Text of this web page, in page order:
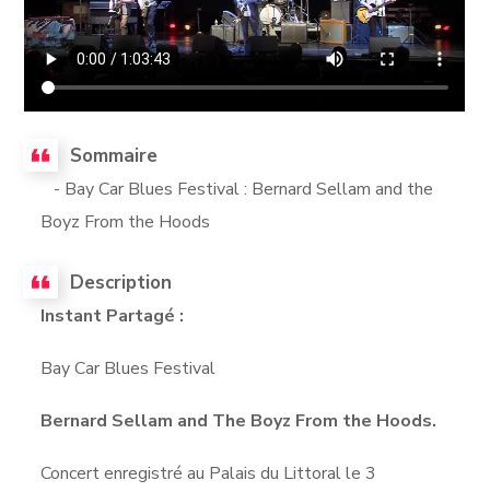
Sommaire
- Bay Car Blues Festival : Bernard Sellam and the
Boyz From the Hoods
Description
Instant Partagé :
Bay Car Blues Festival
Bernard Sellam and The Boyz From the Hoods.
Concert enregistré au Palais du Littoral le 3